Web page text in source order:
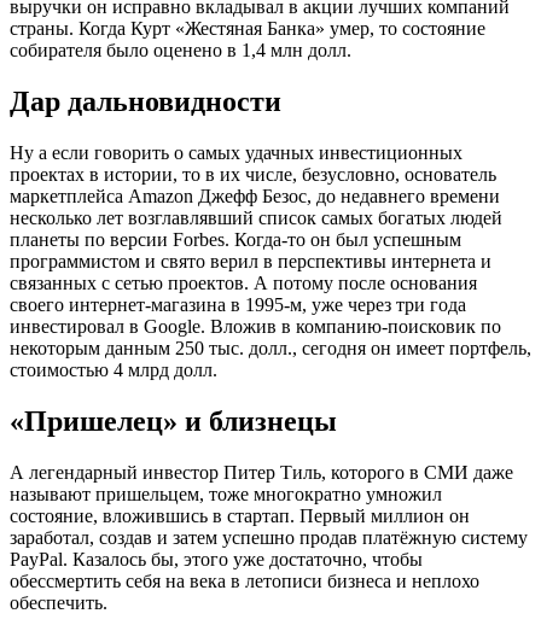
выручки он исправно вкладывал в акции лучших компаний
страны. Когда Курт «Жестяная Банка» умер, то состояние
собирателя было оценено в 1,4 млн долл.
Дар дальновидности
Ну а если говорить о самых удачных инвестиционных
проектах в истории, то в их числе, безусловно, основатель
маркетплейса Amazon Джефф Безос, до недавнего времени
несколько лет возглавлявший список самых богатых людей
планеты по версии Forbes. Когда-то он был успешным
программистом и свято верил в перспективы интернета и
связанных с сетью проектов. А потому после основания
своего интернет-магазина в 1995-м, уже через три года
инвестировал в Google. Вложив в компанию-поисковик по
некоторым данным 250 тыс. долл., сегодня он имеет портфель,
стоимостью 4 млрд долл.
«Пришелец» и близнецы
А легендарный инвестор Питер Тиль, которого в СМИ даже
называют пришельцем, тоже многократно умножил
состояние, вложившись в стартап. Первый миллион он
заработал, создав и затем успешно продав платёжную систему
PayPal. Казалось бы, этого уже достаточно, чтобы
обессмертить себя на века в летописи бизнеса и неплохо
обеспечить.